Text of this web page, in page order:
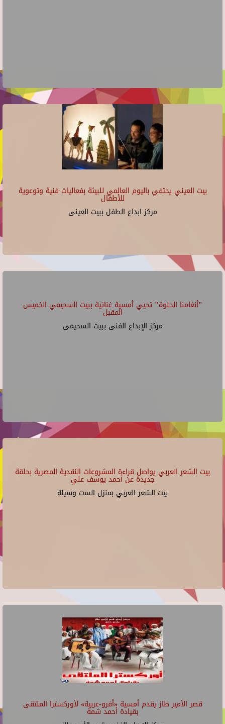
بيت العيني يحتفي باليوم العالمي للبيئة بفعاليات فنية وتوعوية
للأطفال
مركز ابداع الطفل ببيت العينى
"أنغامنا الحلوة" تحيي أمسية غنائية ببيت السحيمي الخميس
المقبل
مركز الإبداع الفنى ببيت السحيمى
بيت الشعر العربي يواصل قراءة المشروعات النقدية المصرية بحلقة
جديدة عن أحمد يوسف علي
بيت الشعر العربي بمنزل الست وسيلة
قصر الأمير طاز يقدم أمسية «أفرو-عربية» لأوركسترا الملتقى
بقيادة أحمد شمة